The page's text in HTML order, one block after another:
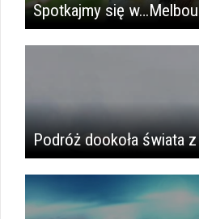
Spotkajmy się
Podróż dookoła świata